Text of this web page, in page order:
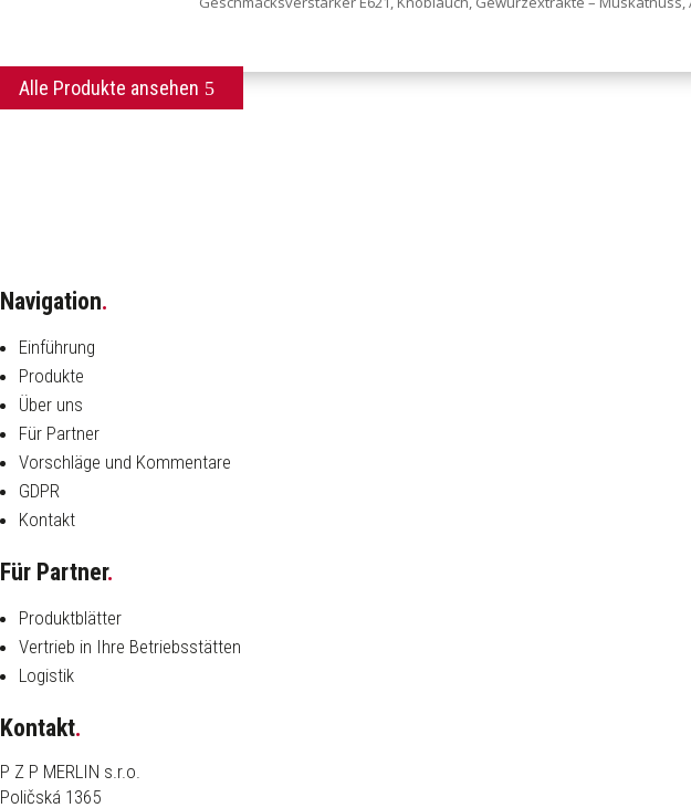
Alle Produkte ansehen
Navigation.
Einführung
Produkte
Über uns
Für Partner
Vorschläge und Kommentare
GDPR
Kontakt
Für Partner.
Produktblätter
Vertrieb in Ihre Betriebsstätten
Logistik
Kontakt.
P Z P MERLIN s.r.o.
Poličská 1365